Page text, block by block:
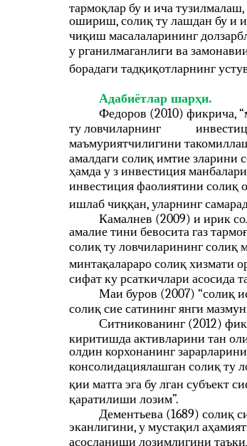
тармоқлар бу и ича
ошириш, солиқ ту лашдан бу и
чиқиш масалаларининг
у рганилмаганлиги ва
борадаги тадқиқотларнинг
Адабиётлар шарҳи.
Федоров (2010) фикрича,
ту ловчиларнинг
маъмуриятчилигини
амалдаги солиқ имтие зларини
ҳамда у з инвестиция
инвестиция фаолиятини солиқ
ишлаб чиққан, уларнинг
Камалнев (2009) и ирик
амалие тини бевосита газ
солиқ ту ловчиларининг солиқ
минтақалараро солиқ хизмати
сифат ку рсаткичлари асосида
Маи буров (2007) “солиқ
солиқ сие сатининг янги
Ситникованинг (2012)
киритишда активларини тан
олдин корхонанинг
консолидациялашган солиқ ту
қии матга эга бу лган субъект
қаратилиши лозим”.
Дементьева (1689) солиқ
эканлигини, у мустақил
асосланиши лозимлигини